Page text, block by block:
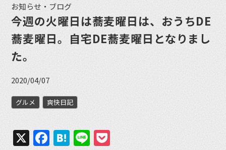
お知らせ・ブログ
今週の火曜日は蕎麦曜日は、おうちDE
蕎麦曜日。自宅DE蕎麦曜日となりまし
た。
2020/04/07
グルメ 爽快日記
X Facebook
Hatena
Line